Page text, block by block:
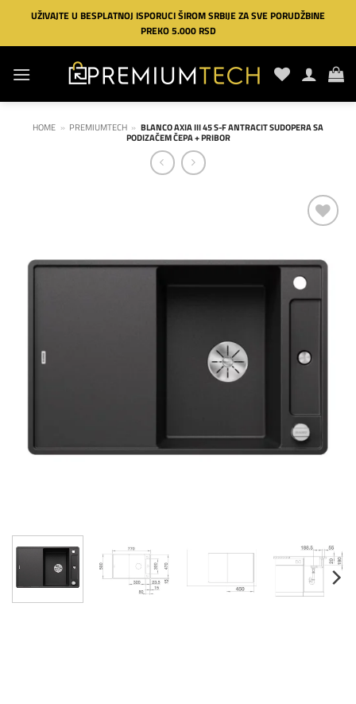
Preskoči
sadržaj
UŽIVAJTE U BESPLATNOJ ISPORUCI ŠIROM SRBIJE ZA SVE PORUDŽBINE
PREKO 5.000 RSD
HOME » PREMIUMTECH » BLANCO AXIA III 45 S-F ANTRACIT SUDOPERA SA
PODIZAČEM ČEPA + PRIBOR
na
listu